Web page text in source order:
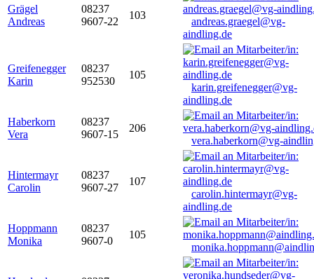
Grägel
Andreas
08237
9607-22
103
andreas.graegel@vg-
aindling.de
Greifenegger
Karin
08237
952530
105
karin.greifenegger@vg-
aindling.de
Haberkorn
Vera
08237
9607-15
206
vera.haberkorn@vg-
Hintermayr
Carolin
08237
9607-27
107
carolin.hintermayr@vg-
aindling.de
Hoppmann
Monika
08237
9607-0
105